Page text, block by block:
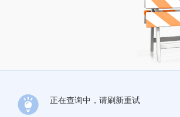
正在查询中，请刷新重试